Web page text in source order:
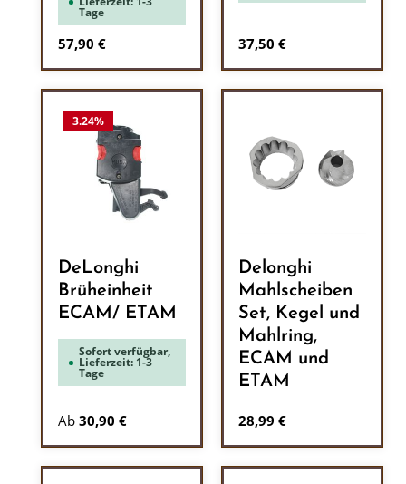
Tage
Regulärer Preis:
57,90 € Regulärer Preis:
37,50 €
3.24%
DeLonghi
Brüheinheit
ECAM/ ETAM
Sofort verfügbar,
Lieferzeit: 1-3
Tage
Ab 30,90 €
Delonghi
Mahlscheiben
Set, Kegel und
Mahlring,
ECAM und
ETAM
Regulärer Preis:
28,99 €